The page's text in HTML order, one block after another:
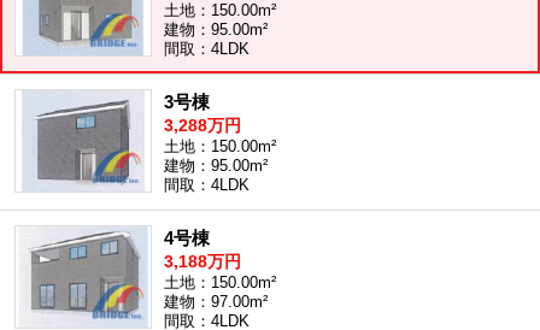
土地：150.00m²
建物：95.00m²
間取：4LDK
3号棟
3,288万円
土地：150.00m²
建物：95.00m²
間取：4LDK
4号棟
3,188万円
土地：150.00m²
建物：97.00m²
間取：4LDK